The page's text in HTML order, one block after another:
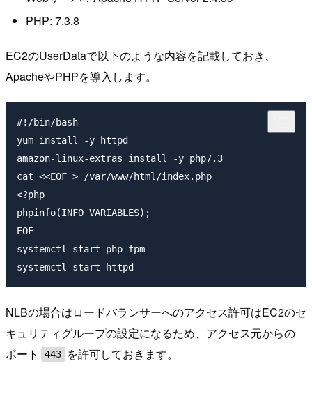
PHP: 7.3.8
EC2のUserDataで以下のような内容を記載しておき、
ApacheやPHPを導入します。
#!/bin/bash
yum install -y httpd
amazon-linux-extras install -y php7.3
cat <<EOF > /var/www/html/index.php
<?php
phpinfo(INFO_VARIABLES);
EOF
systemctl start php-fpm
NLBの場合はロードバランサーへのアクセス許可はEC2のセ
キュリティグループの設定になるため、アクセス元からの
ポート
443 を許可しておきます。